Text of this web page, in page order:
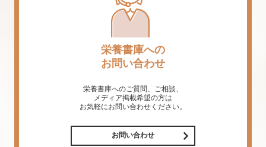
栄養書庫への
お問い合わせ
栄養書庫へのご質問、ご相談、
メディア掲載希望の方は
お気軽にお問い合わせください。
お問い合わせ